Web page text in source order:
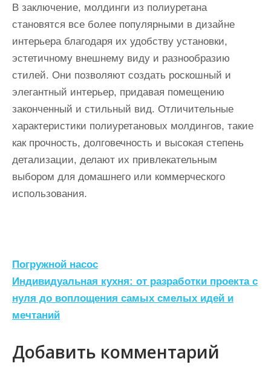
В заключение, молдинги из полиуретана
становятся все более популярными в дизайне
интерьера благодаря их удобству установки,
эстетичному внешнему виду и разнообразию
стилей. Они позволяют создать роскошный и
элегантный интерьер, придавая помещению
законченный и стильный вид. Отличительные
характеристики полиуретановых молдингов, такие
как прочность, долговечность и высокая степень
детализации, делают их привлекательным
выбором для домашнего или коммерческого
использования.
Н
а
в
и
г
а
Погружной насос
Индивидуальная кухня: от разработки проекта с
нуля до воплощения самых смелых идей и
мечтаний
Добавить комментарий